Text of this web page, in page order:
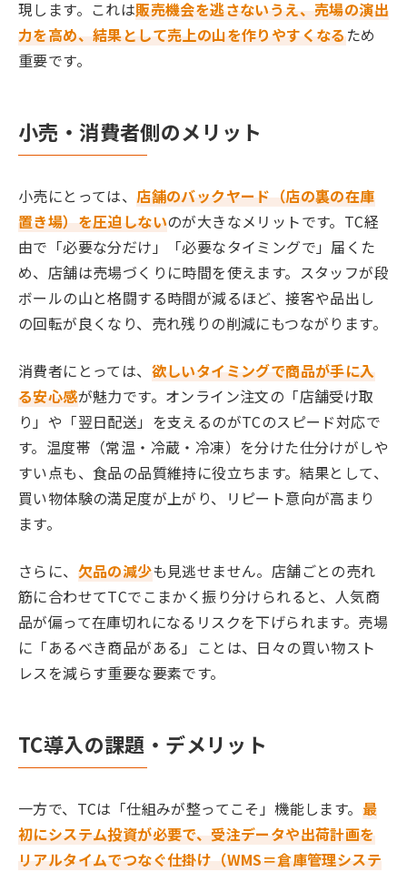
現します。これは販売機会を逃さないうえ、売場の演出
力を高め、結果として売上の山を作りやすくなるため
重要です。
小売・消費者側のメリット
小売にとっては、店舗のバックヤード（店の裏の在庫
置き場）を圧迫しないのが大きなメリットです。TC経
由で「必要な分だけ」「必要なタイミングで」届くた
め、店舗は売場づくりに時間を使えます。スタッフが段
ボールの山と格闘する時間が減るほど、接客や品出し
の回転が良くなり、売れ残りの削減にもつながります。
消費者にとっては、 欲しいタイミングで商品が手に入
る安心感が魅力です。オンライン注文の「店舗受け取
り」や「翌日配送」を支えるのがTCのスピード対応で
す。温度帯（常温・冷蔵・冷凍）を分けた仕分けがしや
すい点も、食品の品質維持に役立ちます。結果として、
買い物体験の満足度が上がり、リピート意向が高まり
ます。
さらに、 欠品の減少も見逃せません。店舗ごとの売れ
筋に合わせてTCでこまかく振り分けられると、人気商
品が偏って在庫切れになるリスクを下げられます。売場
に「あるべき商品がある」ことは、日々の買い物スト
レスを減らす重要な要素です。
TC導入の課題・デメリット
一方で、TCは「仕組みが整ってこそ」機能します。 最
初にシステム投資が必要で、受注データや出荷計画を
リアルタイムでつなぐ仕掛け（WMS＝倉庫管理システ